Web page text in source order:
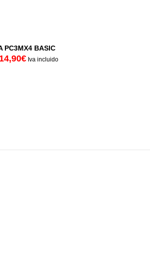
PC3MX4 BASIC
14,90€ Iva incluido